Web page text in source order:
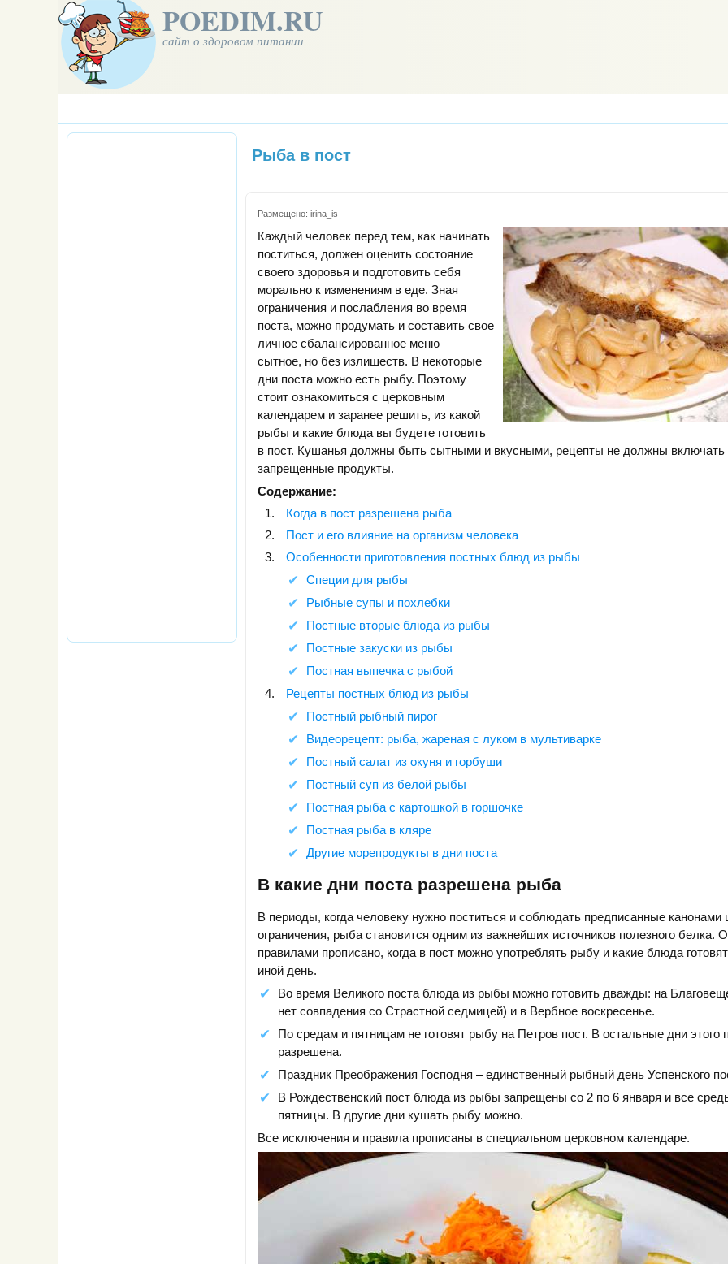
POEDIM.RU
сайт о здоровом питании
Рыба в пост
Размещено: irina_is
Каждый человек перед тем, как начинать
поститься, должен оценить состояние
своего здоровья и подготовить себя
морально к изменениям в еде. Зная
ограничения и послабления во время
поста, можно продумать и составить свое
личное сбалансированное меню –
сытное, но без излишеств. В некоторые
дни поста можно есть рыбу. Поэтому
стоит ознакомиться с церковным
календарем и заранее решить, из какой
рыбы и какие блюда вы будете готовить
в пост. Кушанья должны быть сытными и вкусными, рецепты не должны включать
запрещенные продукты.
Содержание:
Когда в пост разрешена рыба
Пост и его влияние на организм человека
Особенности приготовления постных блюд из рыбы
Специи для рыбы
Рыбные супы и похлебки
Постные вторые блюда из рыбы
Постные закуски из рыбы
Постная выпечка с рыбой
Рецепты постных блюд из рыбы
Постный рыбный пирог
Видеорецепт: рыба, жареная с луком в мультиварке
Постный салат из окуня и горбуши
Постный суп из белой рыбы
Постная рыба с картошкой в горшочке
Постная рыба в кляре
Другие морепродукты в дни поста
В какие дни поста разрешена рыба
В периоды, когда человеку нужно поститься и соблюдать предписанные канонами
ограничения, рыба становится одним из важнейших источников полезного белка.
правилами прописано, когда в пост можно употреблять рыбу и какие блюда
иной день.
Во время Великого поста блюда из рыбы можно готовить дважды: на
нет совпадения со Страстной седмицей) и в Вербное воскресенье.
По средам и пятницам не готовят рыбу на Петров пост. В остальные дни этого
разрешена.
Праздник Преображения Господня – единственный рыбный день Успенского
В Рождественский пост блюда из рыбы запрещены со 2 по 6 января и все
пятницы. В другие дни кушать рыбу можно.
Все исключения и правила прописаны в специальном церковном календаре.